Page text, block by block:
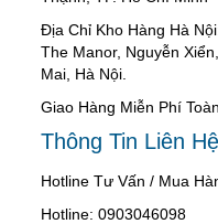
Địa Chỉ Kho Hàng Hà
The Manor, Nguyễn
Mai, Hà Nội.
Giao Hàng Miễn Phí
Thông Tin Liên Hệ
Hotline Tư Vấn / Mua
Hotline: 0903046098